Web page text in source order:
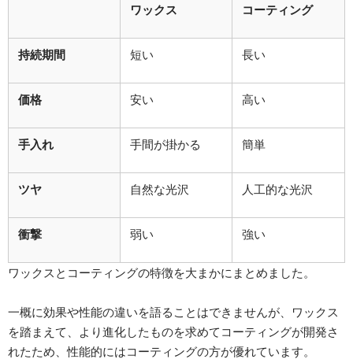
ワックス コーティング
持続期間 短い 長い
価格 安い 高い
手入れ 手間が掛かる 簡単
ツヤ 自然な光沢 人工的な光沢
衝撃 弱い 強い
ワックスとコーティングの特徴を大まかにまとめました。
一概に効果や性能の違いを語ることはできませんが、ワックス
を踏まえて、より進化したものを求めてコーティングが開発さ
れたため、性能的にはコーティングの方が優れています。